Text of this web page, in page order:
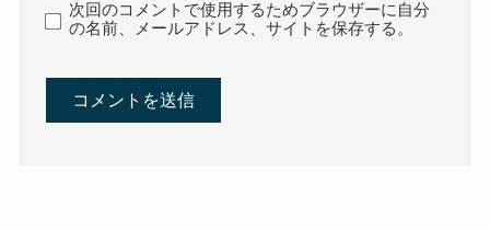
次回のコメントで使用するためブラウザーに自分
の名前、メールアドレス、サイトを保存する。